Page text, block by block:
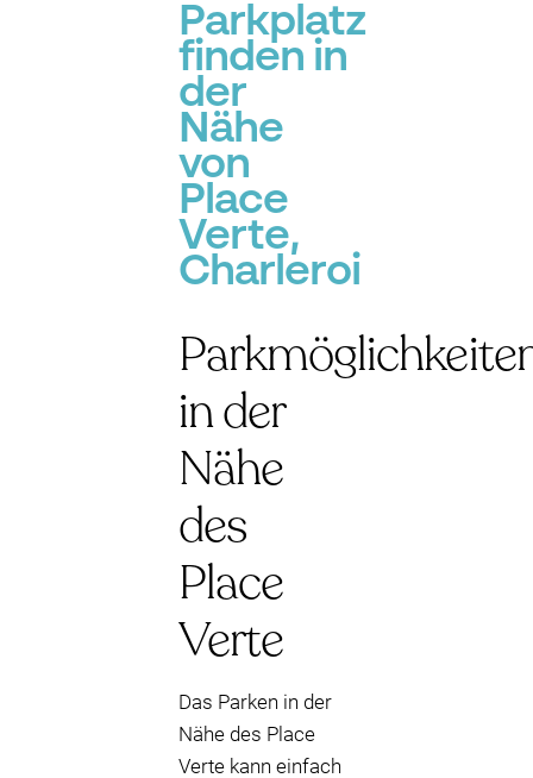
Parkplatz
finden in
der
Nähe
von
Place
Verte,
Charleroi
in der
Nähe
des
Place
Verte
Das Parken in der
Nähe des Place
Verte kann einfach